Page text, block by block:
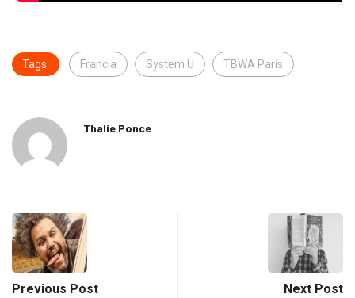
Tags: Francia System U TBWA París
Thalie Ponce
Previous Post Next Post